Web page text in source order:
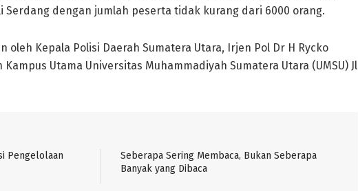
Serdang dengan jumlah peserta tidak kurang dari 6000 orang.
oleh Kepala Polisi Daerah Sumatera Utara, Irjen Pol Dr H Rycko
Utama Universitas Muhammadiyah Sumatera Utara (UMSU) Jl
Pengelolaan
Seberapa Sering Membaca, Bukan Seberapa
Banyak yang Dibaca